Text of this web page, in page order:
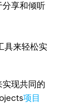
享和倾听
具来轻松实
现共同的
项目